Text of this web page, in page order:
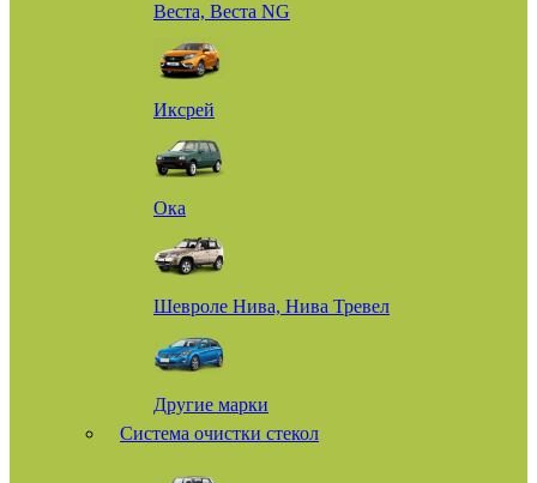
Веста, Веста NG
Иксрей
Ока
Шевроле Нива, Нива Тревел
Другие марки
Система очистки стекол